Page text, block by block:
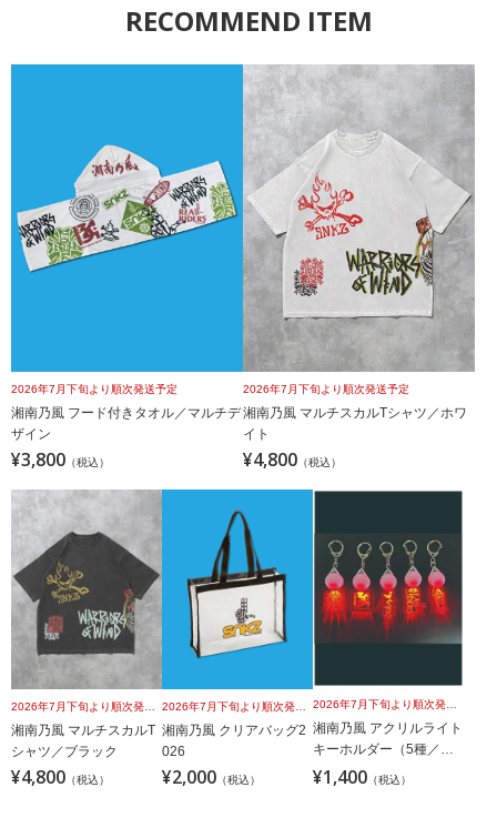
RECOMMEND ITEM
2026年7月下旬より順次発送予定
湘南乃風 フード付きタオル／マルチデ
ザイン
¥3,800 （税込）
2026年7月下旬より順次発送予定
湘南乃風 マルチスカルTシャツ／ホワ
イト
¥4,800 （税込）
湘南乃風 マルチスカルT
シャツ／ブラック
¥4,800 （税込）
湘南乃風 クリアバッグ2
026
¥2,000 （税込）
2026年7月下旬より順次発送予定
湘南乃風 アクリルライト
キーホルダー（5種／ラ
ンダム）
¥1,400 （税込）